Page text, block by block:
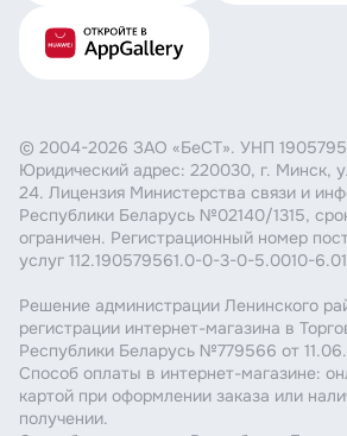
© 2004-2026 ЗАО «БеСТ». УНП
Юридический адрес: 220030, г. Минск,
24. Лицензия Министерства связи и
Республики Беларусь №02140/1315,
ограничен. Регистрационный номер
услуг 112.190579561.0-0-3-0-5.0010-
Решение администрации Ленинского
регистрации интернет-магазина в
Республики Беларусь №779566 от
Способ оплаты в интернет-магазине:
картой при оформлении заказа или
получении.